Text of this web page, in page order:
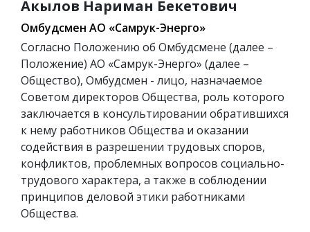
Акылов Нариман Бекетович
Омбудсмен АО «Самрук-Энерго»
Согласно Положению об Омбудсмене (далее –
Положение) АО «Самрук-Энерго» (далее –
Общество), Омбудсмен - лицо, назначаемое
Советом директоров Общества, роль которого
заключается в консультировании обратившихся
к нему работников Общества и оказании
содействия в разрешении трудовых споров,
конфликтов, проблемных вопросов социально-
трудового характера, а также в соблюдении
принципов деловой этики работниками
Общества.